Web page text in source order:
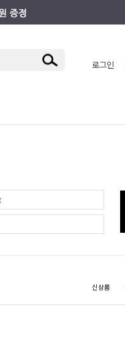
키즈/주니어 로그인
신상품